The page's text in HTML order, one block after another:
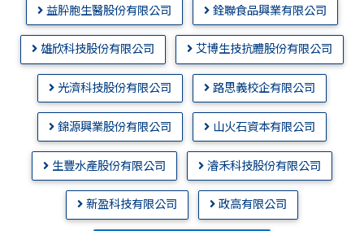
益肸胞生醫股份有限公司 銓聯食品興業有限公司
雄欣科技股份有限公司 艾博生技抗體股份有限公司
光濟科技股份有限公司 路思義校企有限公司
錦源興業股份有限公司 山火石資本有限公司
生豐水產股份有限公司 濬禾科技股份有限公司
新盈科技有限公司 政高有限公司